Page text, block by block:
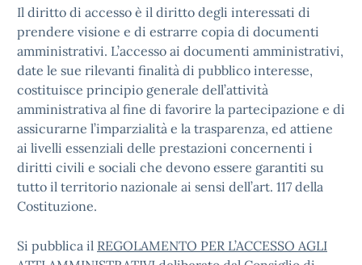
Il diritto di accesso è il diritto degli interessati di
prendere visione e di estrarre copia di documenti
amministrativi. L’accesso ai documenti amministrativi,
date le sue rilevanti finalità di pubblico interesse,
costituisce principio generale dell’attività
amministrativa al fine di favorire la partecipazione e di
assicurarne l’imparzialità e la trasparenza, ed attiene
ai livelli essenziali delle prestazioni concernenti i
diritti civili e sociali che devono essere garantiti su
tutto il territorio nazionale ai sensi dell’art. 117 della
Costituzione.
Si pubblica il REGOLAMENTO PER L’ACCESSO AGLI